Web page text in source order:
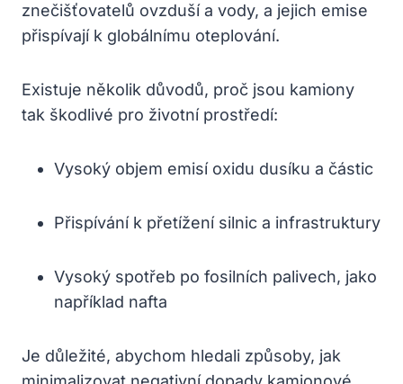
znečišťovatelů ovzduší a vody, a jejich emise
přispívají k globálnímu oteplování.
Existuje několik důvodů, proč jsou kamiony
tak škodlivé pro životní prostředí:
Vysoký objem emisí oxidu dusíku a částic
Přispívání k přetížení silnic a infrastruktury
Vysoký spotřeb po fosilních palivech, jako
například nafta
Je důležité, abychom hledali způsoby, jak